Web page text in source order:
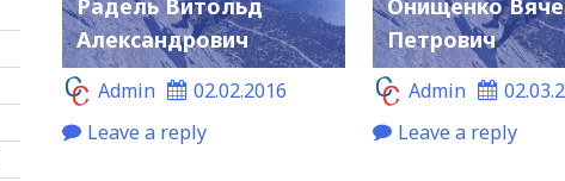
Радель Витольд
Александрович
Admin
02.02.2016
Leave a reply
Онищенко
Петрович
Admin
Leave a reply